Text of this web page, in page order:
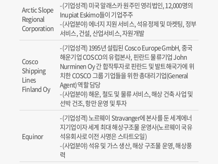
Arctic Slope
Regional
Corporation
(기업성격) 미국 알래스카 원주민 영리법인, 12,000명의
Inupiat Eskimo들이 기업주주
(사업분야) 에너지 지원 서비스, 석유정제 및 마켓팅, 정부
서비스, 건설, 산업서비스, 자원개발
Cosco
Shipping
Lines
Finland Oy
(기업성격) 1995년 설립된 Cosco Europe GmbH, 중국
해운기업 COSCO의 유럽본사, 핀란드 물류기업 John
Nurminen Oy 간 합작투자로 핀란드 및 발트해국가에 위
치한 COSCO 그룹 기업들을 위한 총대리기업(General
Agent) 역할 담당
(사업분야) 해운, 철도 및 물류 서비스, 해상 건축 사업 및
선박 건조, 항만 운영 및 투자
Equinor
(기업성격) 노르웨이 Stravanger에 본사를 둔 세계에너
지기업이자 세계 최대 해상구조물 운영사(노르웨이 국유
석유회사로 이전 사명은 스타트오일)
(사업분야) 석유 및 가스 생산, 해상 구조물 운영, 해상풍
력